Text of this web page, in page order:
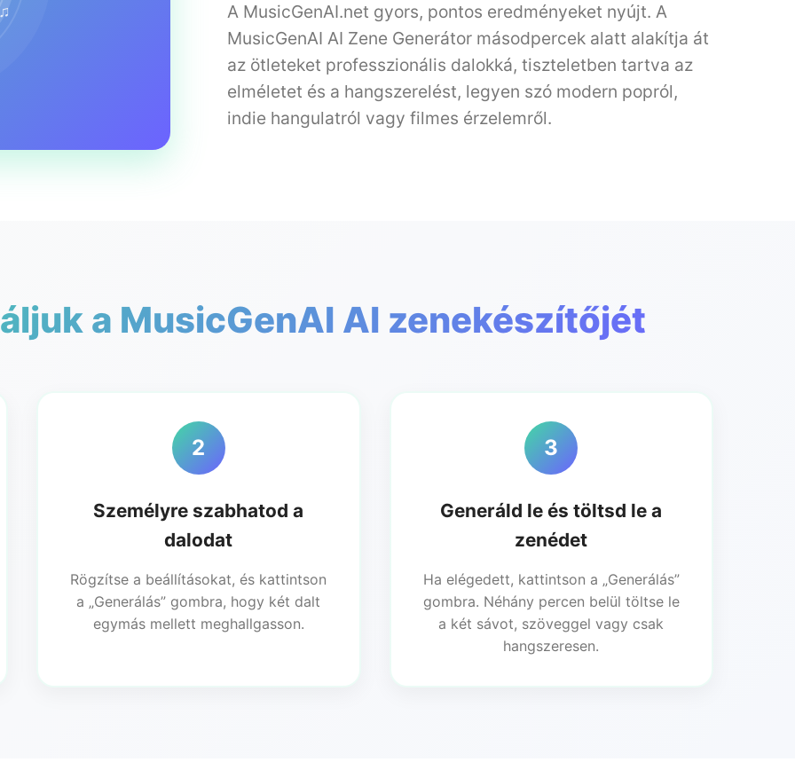
A MusicGenAI.net gyors, pontos eredményeket nyújt. A
MusicGenAI AI Zene Generátor másodpercek alatt alakítja át
az ötleteket professzionális dalokká, tiszteletben tartva az
elméletet és a hangszerelést, legyen szó modern popról,
indie hangulatról vagy filmes érzelemről.
a MusicGenAI AI zenekészítőjét
2
Személyre szabhatod a
dalodat
Rögzítse a beállításokat, és kattintson
a „Generálás” gombra, hogy két dalt
egymás mellett meghallgasson.
3
Generáld le és töltsd le a
zenédet
Ha elégedett, kattintson a „Generálás”
gombra. Néhány percen belül töltse le
a két sávot, szöveggel vagy csak
hangszeresen.